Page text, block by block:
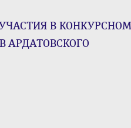
В КОНКУРСНОМ
АРДАТОВСКОГО